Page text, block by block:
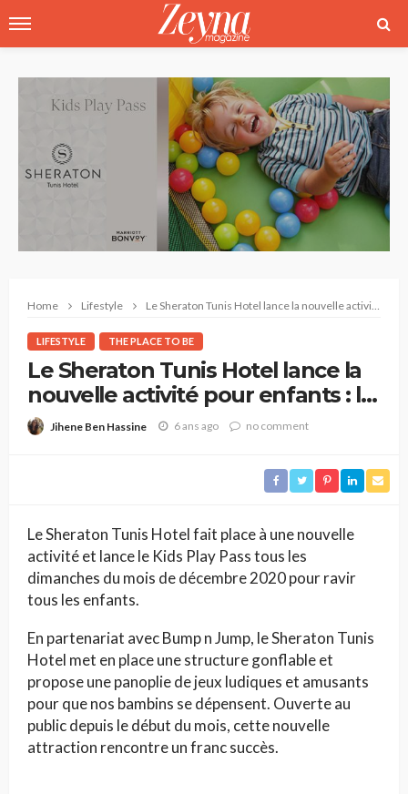
Home Lifestyle Le Sheraton Tunis Hotel lance la nouvelle activité pour enfants : le Kids Play Pass
LIFESTYLE THE PLACE TO BE
Le Sheraton Tunis Hotel lance la
nouvelle activité pour enfants : le
Kids Play Pass
Jihene Ben Hassine 6 ans ago no comment
Le Sheraton Tunis Hotel fait place à une nouvelle
activité et lance le Kids Play Pass tous les
dimanches du mois de décembre 2020 pour ravir
tous les enfants.
En partenariat avec Bump n Jump, le Sheraton Tunis
Hotel met en place une structure gonflable et
propose une panoplie de jeux ludiques et amusants
pour que nos bambins se dépensent. Ouverte au
public depuis le début du mois, cette nouvelle
attraction rencontre un franc succès.